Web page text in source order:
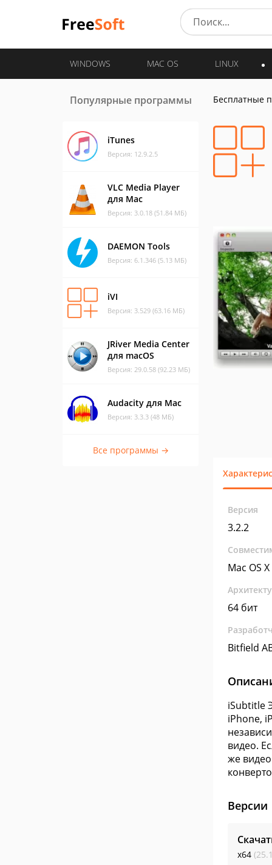
WINDOWS MAC OS LINUX
Популярные программы
iTunes
Версия: 12.9.2.5
VLC Media Player
для Mac
Версия: 3.0.18 (51.84 МБ)
DAEMON Tools
Версия: 6.1.346 (5.13 МБ)
iVI
Версия: 3.529 (63.16 МБ)
JRiver Media Center
для macOS
Версия: 29.0.58 (92.23 МБ)
Audacity для Mac
Версия: 3.3.3 (48 МБ)
Все программы →
Бесплатные
Версия
3.2.2
Mac OS X
64 бит
Bitfield
iSubtitle
iPhone,
видео.
же
Версии
x64